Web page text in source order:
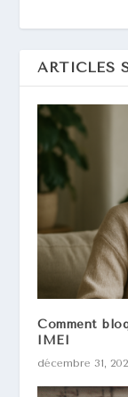
ARTICLES
Comment
IMEI
décembre 31,